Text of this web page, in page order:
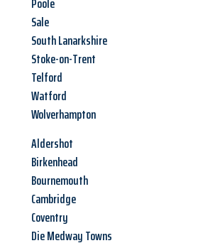
Sale
South Lanarkshire
Stoke-on-Trent
Telford
Watford
Wolverhampton
Aldershot
Birkenhead
Bournemouth
Cambridge
Coventry
Die Medway Towns